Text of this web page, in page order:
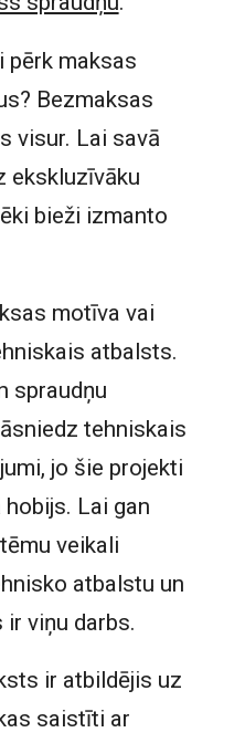
pērk maksas
Bezmaksas
visur. Lai savā
ekskluzīvāku
bieži izmanto
motīva vai
atbalsts.
spraudņu
tehniskais
jo šie projekti
Lai gan
veikali
atbalstu un
ir viņu darbs.
ir atbildējis uz
saistīti ar